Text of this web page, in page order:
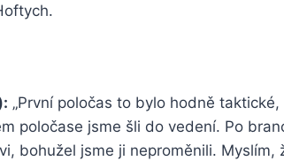
„První poločas to bylo hodně
poločase jsme šli do vedení. Po
bohužel jsme ji neproměnili. Myslím,